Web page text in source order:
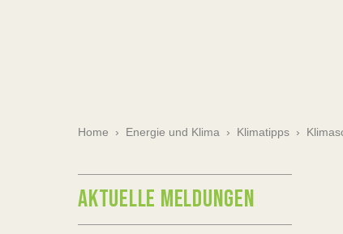
Home › Energie und Klima › Klimatipps ›
AKTUELLE MELDUNGEN